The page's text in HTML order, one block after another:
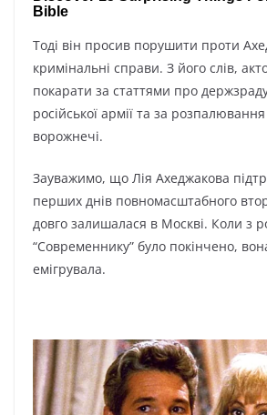
Тоді він просив порушити проти
кримінальні справи. З його слів,
покарати за статтями про
російської армії та за
ворожнечі.
Зауважимо, що Лія Ахеджакова
перших днів повномасштабного
довго залишалася в Москві. Коли з
“Современнику” було покінчено,
емігрувала.